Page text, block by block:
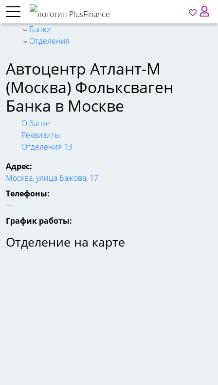
Банки
Отделения
Автоцентр Атлант-М
(Москва) Фольксваген
Банка в Москве
О банке
Реквизиты
Отделения 13
Адрес:
Москва, улица Бажова, 17
Телефоны:
—
График работы:
Отделение на карте